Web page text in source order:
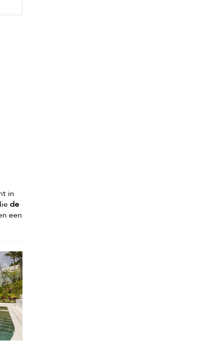
in
de
een